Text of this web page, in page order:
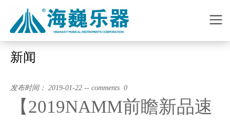
新闻
发布时间： 2019-01-22 -- comments 0
【2019NAMM前瞻新品速